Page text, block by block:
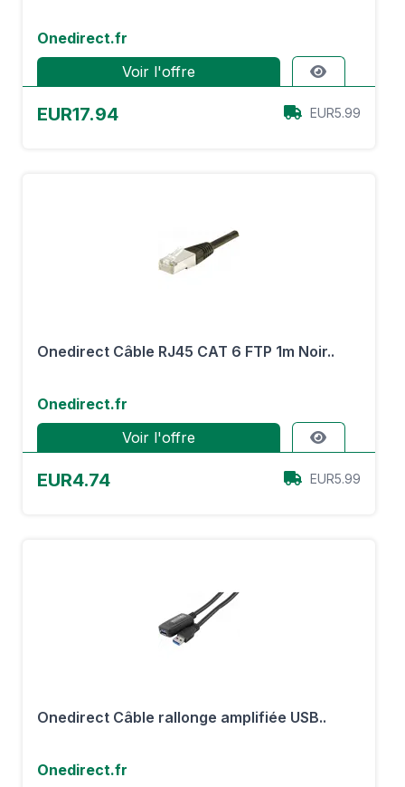
Onedirect.fr
Voir l'offre
EUR17.94 EUR5.99
Onedirect Câble RJ45 CAT 6 FTP 1m Noir..
Onedirect.fr
Voir l'offre
EUR4.74 EUR5.99
Onedirect Câble rallonge amplifiée USB..
Onedirect.fr